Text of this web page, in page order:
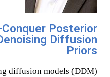
Conquer Posterior
Diffusion
Priors
diffusion models (DDM)